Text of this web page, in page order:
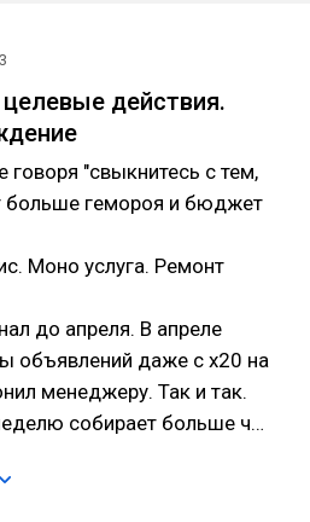
действия.
говоря "свыкнитесь с тем,
больше гемороя и бюджет
Моно услуга. Ремонт
до апреля. В апреле
объявлений даже с х20 на
менеджеру. Так и так.
собирает больше ч…